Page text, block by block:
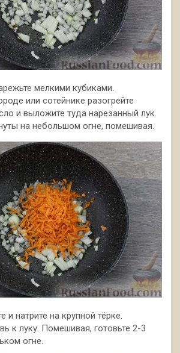
мелкими кубиками.
или сотейнике разогрейте
и выложите туда нарезанный лук.
на небольшом огне, помешивая.
и натрите на крупной тёрке.
к луку. Помешивая, готовьте 2-3
огне.